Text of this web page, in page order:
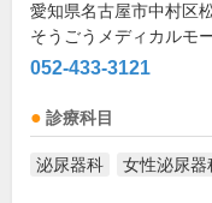
愛知県名古屋市中村区
そうごうメディカルモ
052-433-3121
診療科目
泌尿器科 女性泌尿器